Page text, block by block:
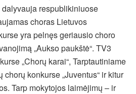
respublikiniuose
choras Lietuvos
yra pelnęs geriausio choro
„Aukso paukštė“. TV3
„Chorų karai“, Tarptautiniame
konkurse „Juventus“ ir kitur
Tarp mokytojos laimėjimų – ir